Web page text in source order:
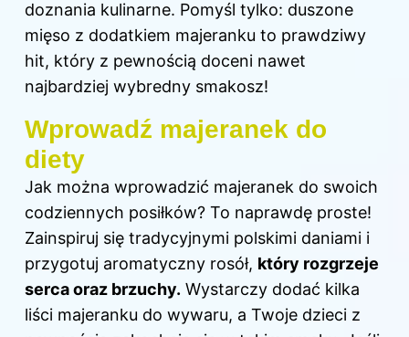
doznania kulinarne. Pomyśl tylko: duszone
mięso z dodatkiem majeranku to prawdziwy
hit, który z pewnością doceni nawet
najbardziej wybredny smakosz!
Wprowadź majeranek do
diety
Jak można wprowadzić majeranek do swoich
codziennych posiłków? To naprawdę proste!
Zainspiruj się tradycyjnymi polskimi daniami i
przygotuj aromatyczny rosół, który rozgrzeje
serca oraz brzuchy. Wystarczy dodać kilka
liści majeranku do wywaru, a Twoje dzieci z